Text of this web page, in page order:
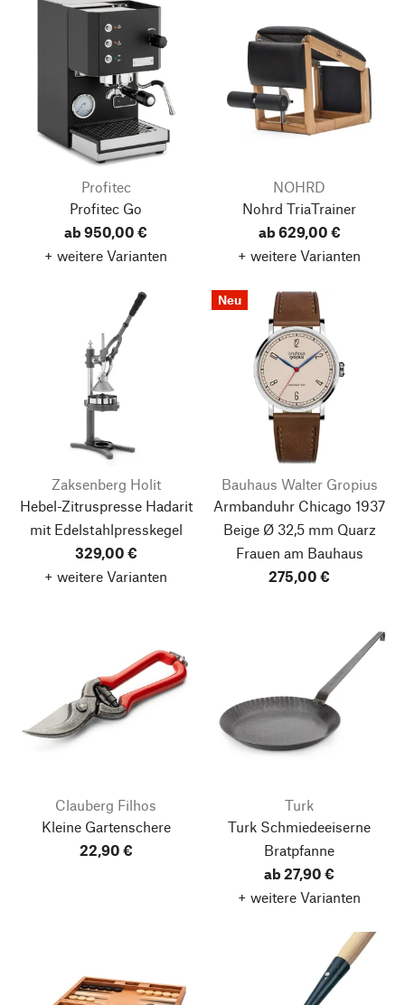
Profitec
Profitec Go
ab 950,00 €
+ weitere Varianten
NOHRD
Nohrd TriaTrainer
ab 629,00 €
+ weitere Varianten
Zaksenberg Holit
Hebel-Zitruspresse Hadarit
mit Edelstahlpresskegel
329,00 €
+ weitere Varianten
Neu
Bauhaus Walter Gropius
Armbanduhr Chicago 1937
Beige Ø 32,5 mm Quarz
Frauen am Bauhaus
275,00 €
Clauberg Filhos
Kleine Gartenschere
22,90 €
Turk
Turk Schmiedeeiserne
Bratpfanne
ab 27,90 €
+ weitere Varianten